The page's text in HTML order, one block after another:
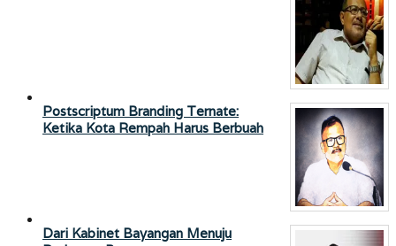
Postscriptum Branding Ternate:
Ketika Kota Rempah Harus Berbuah
Dari Kabinet Bayangan Menuju